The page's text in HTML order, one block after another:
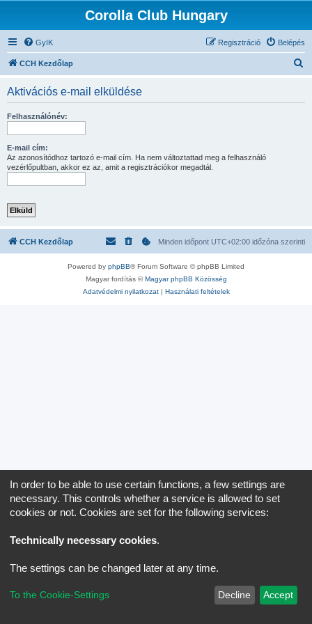
Corolla Club Hungary
GyIK Belépés
Regisztráció
CCH Kezdőlap
Aktivációs e-mail elküldése
Felhasználónév:
E-mail cím:
Az azonosítódhoz tartozó e-mail cím. Ha nem változtattad meg a felhasználó
vezérlőpultban, akkor ez az, amit a regisztrációkor megadtál.
CCH Kezdőlap Minden időpont UTC+02:00 időzóna szerinti
Powered by phpBB® Forum Software © phpBB Limited
Magyar fordítás ©Magyar phpBB Közösség
Adatvédelmi nyilatkozat| Használati feltételek
In order to be able to use certain functions, a few settings are
necessary. This controls whether a service is allowed to set
cookies or not. Cookies are set for the following services:
Technically necessary cookies.
The settings can be changed later at any time.
To the Cookie-Settings Decline Accept